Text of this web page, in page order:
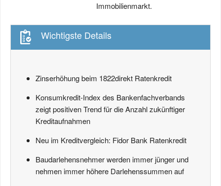
Immobilienmarkt.
Wichtigste Details
Zinserhöhung beim 1822direkt Ratenkredit
Konsumkredit-Index des Bankenfachverbands
zeigt positiven Trend für die Anzahl zukünftiger
Kreditaufnahmen
Neu im Kreditvergleich: Fidor Bank Ratenkredit
Baudarlehensnehmer werden immer jünger und
nehmen immer höhere Darlehenssummen auf